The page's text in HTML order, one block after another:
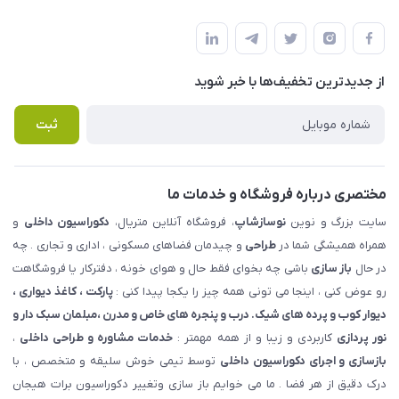
املاک مدنی - نوساز شاپ
لیست محصولات
درباره ما
قوانین و مقررات
حریم خصوصی
راهنما
پرسش های متداول
از جدید‌ترین تخفیف‌ها با‌ خبر شوید
ثبت
مختصری درباره فروشگاه و خدمات ما
سایت بزرگ و نویننوسازشاپ، فروشگاه آنلاین متریال، دکوراسیون داخلی و
همراه همیشگی شما درطراحی و چیدمان فضاهای مسکونی ، اداری و تجاری . چه
در حال باز سازی باشی چه بخوای فقط حال و هوای خونه ، دفترکار یا فروشگاهت
رو عوض کنی ، اینجا می تونی همه چیز را یکجا پیدا کنی :پارکت ، کاغذ دیواری ،
دیوار کوب و پرده های شیک. درب و پنجره های خاص و مدرن ،مبلمان سبک دار و
نور پردازی کاربردی و زیبا و از همه مهمتر : خدمات مشاوره و طراحی داخلی ،
بازسازی و اجرای دکوراسیون داخلی توسط تیمی خوش سلیقه و متخصص ، با
درک دقیق از هر فضا . ما می خوایم باز سازی وتغییر دکوراسیون برات هیجان